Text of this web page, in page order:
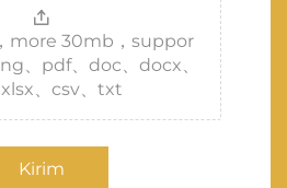
more 30mb，suppor
、pdf、doc、docx、
、csv、txt
Kirim